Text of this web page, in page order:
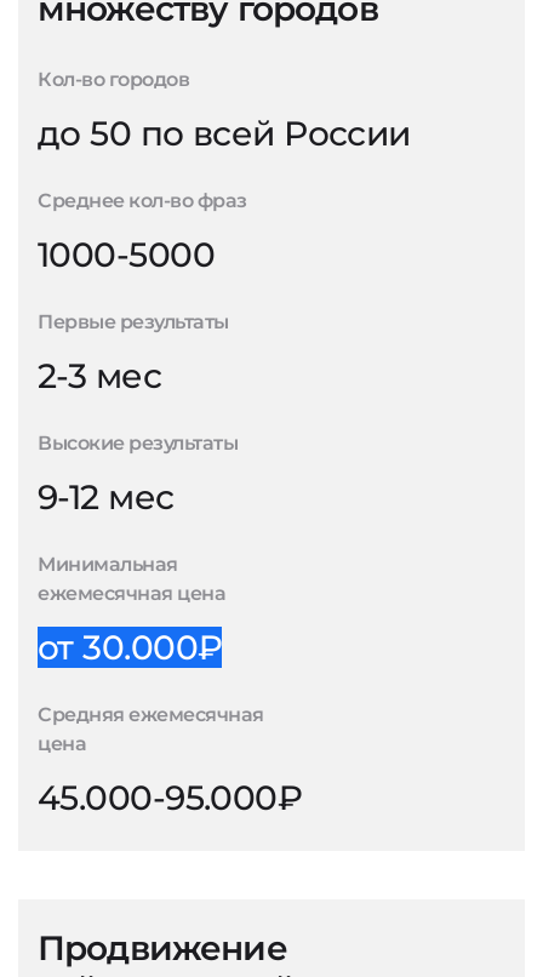
множеству городов
Кол-во городов
до 50 по всей России
Среднее кол-во фраз
1000-5000
Первые результаты
2-3 мес
Высокие результаты
9-12 мес
Минимальная
ежемесячная цена
от 30.000₽
Средняя ежемесячная
цена
45.000-95.000₽
Продвижение